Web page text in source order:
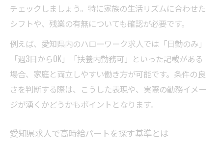
チェックしましょう。特に家族の生活リズムに合わせた
シフトや、残業の有無についても確認が必要です。
例えば、愛知県内のハローワーク求人では「日勤のみ」
「週3日からOK」「扶養内勤務可」といった記載がある
場合、家庭と両立しやすい働き方が可能です。条件の良
さを判断する際は、こうした表現や、実際の勤務イメー
ジが湧くかどうかもポイントとなります。
愛知県求人で高時給パートを探す基準とは